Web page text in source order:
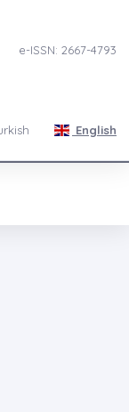
e-ISSN: 2667-4793
English